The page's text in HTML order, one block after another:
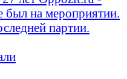
был на мероприятии.
партии.